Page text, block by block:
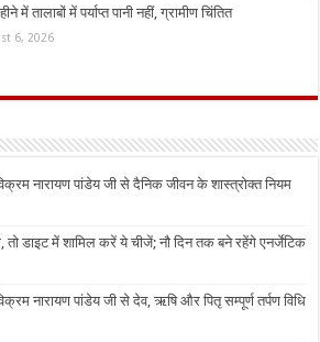
में तालाबों में पर्याप्त पानी नहीं, ग्रामीण चिंतित
6, 2026
नारायण पांडेय जी से दैनिक जीवन के शास्त्रोक्त नियम
तो डाइट में शामिल करें ये चीजें; नौ दिन तक बने रहेंगे एनर्जेटिक
नारायण पांडेय जी से देव, ऋषि और पितृ सम्पूर्ण तर्पण विधि